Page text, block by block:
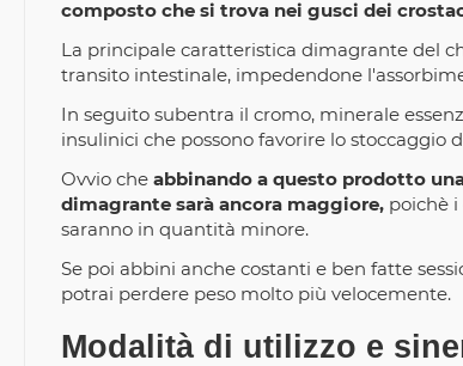
composto che si trova nei gusci dei
La principale caratteristica dimagrante del
transito intestinale, impedendone
In seguito subentra il cromo, minerale
insulinici che possono favorire lo stoccaggio
Ovvio che abbinando a questo prodotto
dimagrante sarà ancora maggiore, poichè i
saranno in quantità minore.
Se poi abbini anche costanti e ben fatte
potrai perdere peso molto più velocemente.
Modalità di utilizzo e